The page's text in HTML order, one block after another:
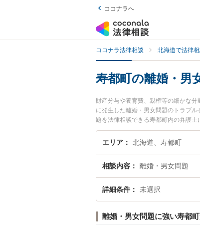
ココナラへ
ココナラ法律相談 北海道で法律
寿都町の離婚・男
財産分与や養育費、親権等の細かな
に発生した離婚・男女問題のトラブ
題を法律相談できる寿都町内の弁護士
エリア 北海道、寿都町
相談内容 離婚・男女問題
詳細条件 未選択
離婚・男女問題に強い寿都